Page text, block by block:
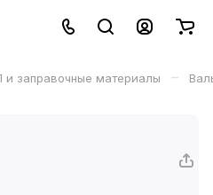
и заправочные материалы –